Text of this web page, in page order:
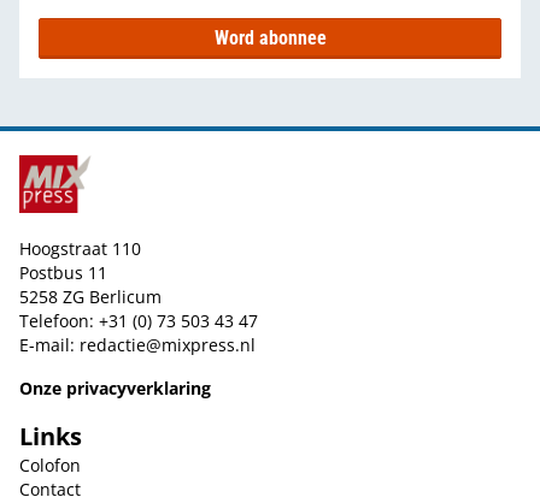
Word abonnee
Hoogstraat 110
Postbus 11
5258 ZG Berlicum
Telefoon: +31 (0) 73 503 43 47
E-mail: redactie@mixpress.nl
Onze privacyverklaring
Links
Colofon
Contact